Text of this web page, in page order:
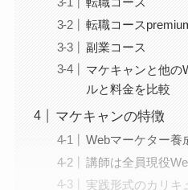
転職コース
副業コース
マケキャンと他の
ルと料金を比較
マケキャンの特徴
Webマーケター養
講師は全員現役
実践形式のカリキ